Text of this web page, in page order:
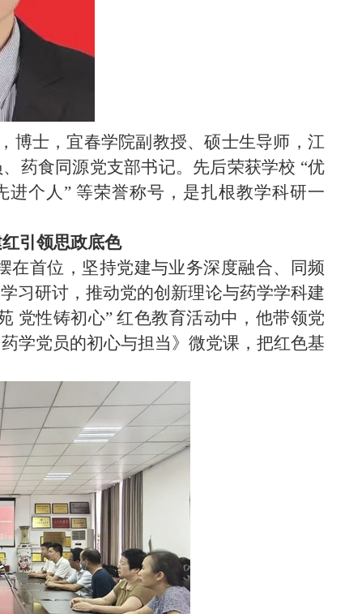
博士，宜春学院副教授、硕士生导师，江
药食同源党支部书记。先后荣获学校 “优
进个人” 等荣誉称号，是扎根教学科研一
引领思政底色
在首位，坚持党建与业务深度融合、同频
习研讨，推动党的创新理论与药学学科建
党性铸初心” 红色教育活动中，他带领党
学党员的初心与担当》微党课，把红色基